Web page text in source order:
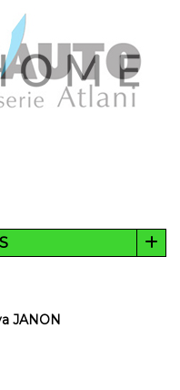
JANON